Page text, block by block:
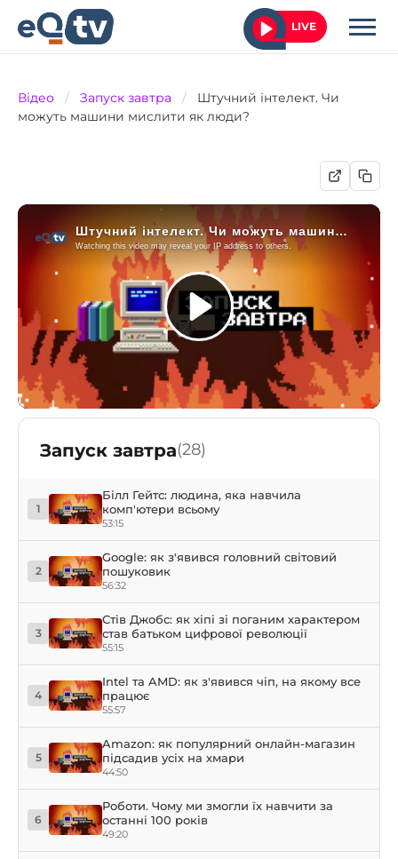
LIVE
Відео / Запуск завтра /
Штучний інтелект. Чи
можуть машини мислити як люди?
Запуск завтра(28)
1
Білл Гейтс: людина, яка навчила
комп'ютери всьому
53:15
2
Google: як з'явився головний світовий
пошуковик
56:32
3
Стів Джобс: як хіпі зі поганим характером
став батьком цифрової революції
55:15
4
Intel та AMD: як з'явився чіп, на якому все
працює
55:57
5
Amazon: як популярний онлайн-магазин
підсадив усіх на хмари
44:50
6
Роботи. Чому ми змогли їх навчити за
останні 100 років
49:20